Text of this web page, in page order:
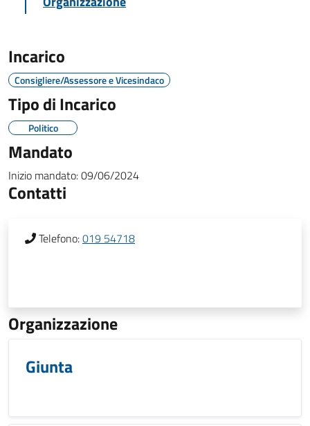
Incarico
Consigliere/Assessore e Vicesindaco
Tipo di Incarico
Politico
Mandato
Inizio mandato:09/06/2024
Contatti
Telefono:019 54718
Organizzazione
Giunta